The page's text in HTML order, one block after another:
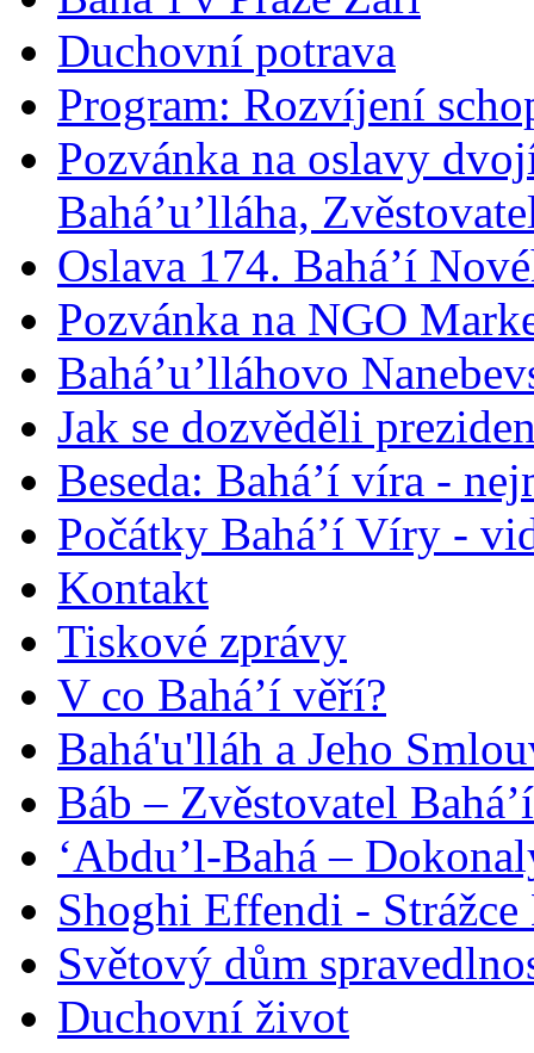
Duchovní potrava
Program: Rozvíjení
Pozvánka na oslavy
Bahá’u’lláha,
Oslava 174. Bahá’í
Pozvánka na NGO
Bahá’u’lláhovo
Jak se dozvěděli
Beseda: Bahá’í víra -
Počátky Bahá’í Víry -
Kontakt
Tiskové zprávy
V co Bahá’í věří?
Bahá'u'lláh a Jeho
Báb – Zvěstovatel
‘Abdu’l-Bahá –
Shoghi Effendi -
Světový dům
Duchovní život